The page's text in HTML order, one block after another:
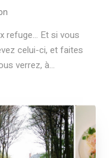
refuge... Et si vous
celui-ci, et faites
verrez, à...